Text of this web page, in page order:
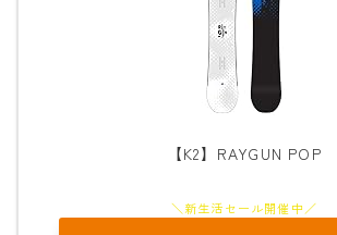
【K2】RAYGUN POP